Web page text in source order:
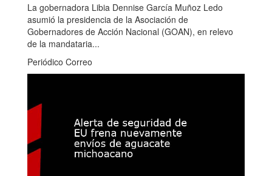
La gobernadora Libia Dennise García Muñoz Ledo
asumió la presidencia de la Asociación de
Gobernadores de Acción Nacional (GOAN), en relevo
de la mandataria...
Periódico Correo